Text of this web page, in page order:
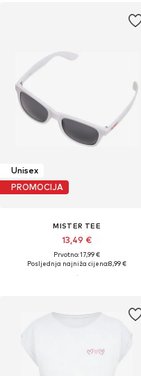
Unisex
PROMOCIJA
MISTER TEE
13,49 €
Prvotno: 17,99 €
Posljednja najniža cijena:8,99 €